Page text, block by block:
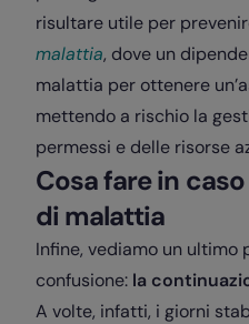
risultare utile per
malattia, dove un
malattia per ottenere
mettendo a rischio la
permessi e delle risorse
Cosa fare in
di malattia
Infine, vediamo un ultimo
confusione: la
A volte, infatti, i giorni